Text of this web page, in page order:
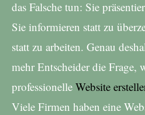
das Falsche tun: Sie
Sie informieren statt zu
statt zu arbeiten. Genau
mehr Entscheider die Frage,
professionelle Website
Viele Firmen haben eine